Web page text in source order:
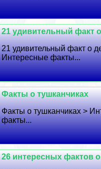
21 удивительный факт
21 удивительный факт о
Интересные факты...
Факты о тушканчиках
Факты о тушканчиках >
факты...
26 интересных фактов